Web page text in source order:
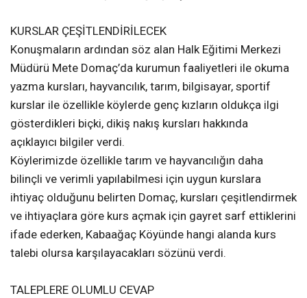
KURSLAR ÇEŞİTLENDİRİLECEK
Konuşmaların ardından söz alan Halk Eğitimi Merkezi
Müdürü Mete Domaç’da kurumun faaliyetleri ile okuma
yazma kursları, hayvancılık, tarım, bilgisayar, sportif
kurslar ile özellikle köylerde genç kızların oldukça ilgi
gösterdikleri biçki, dikiş nakış kursları hakkında
açıklayıcı bilgiler verdi.
Köylerimizde özellikle tarım ve hayvancılığın daha
bilinçli ve verimli yapılabilmesi için uygun kurslara
ihtiyaç olduğunu belirten Domaç, kursları çeşitlendirmek
ve ihtiyaçlara göre kurs açmak için gayret sarf ettiklerini
ifade ederken, Kabaağaç Köyünde hangi alanda kurs
talebi olursa karşılayacakları sözünü verdi.
TALEPLERE OLUMLU CEVAP